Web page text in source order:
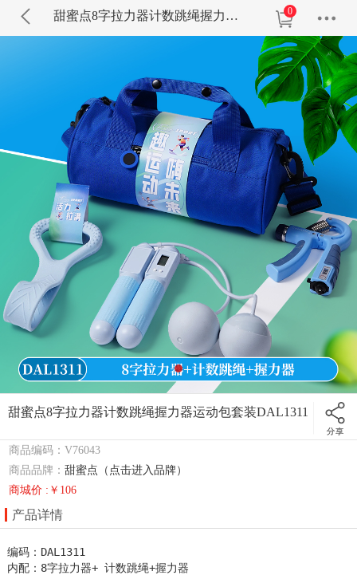
甜蜜点8字拉力器计数跳绳握力器运动包套装DAL1311 0
甜蜜点8字拉力器计数跳绳握力器运动包套装DAL1311
商品编码：V76043
商品品牌：甜蜜点（点击进入品牌）
商城价 :￥106
产品详情
编码：DAL1311
内配：8字拉力器+ 计数跳绳+握力器